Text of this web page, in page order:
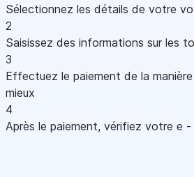
Sélectionnez les détails de votre
2
Saisissez des informations sur les
3
Effectuez le paiement de la
mieux
4
Après le paiement, vérifiez votre e -